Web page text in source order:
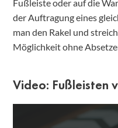
Fußleiste oder auf die
der Auftragung eines
man den Rakel und
Möglichkeit ohne
Video: Fußleisten